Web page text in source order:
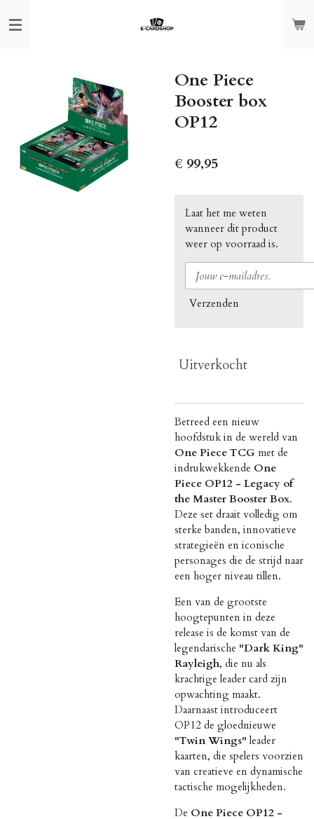
direct
One Piece
Booster box
OP12
€ 99,95
Laat het me weten
wanneer dit product
weer op voorraad is.
Verzenden
Uitverkocht
Betreed een nieuw
hoofdstuk in de wereld van
One Piece TCG met de
indrukwekkende One
Piece OP12 - Legacy of
the Master Booster Box.
Deze set draait volledig om
sterke banden, innovatieve
strategieën en iconische
personages die de strijd naar
een hoger niveau tillen.
Een van de grootste
hoogtepunten in deze
release is de komst van de
legendarische "Dark King"
Rayleigh, die nu als
krachtige leader card zijn
opwachting maakt.
Daarnaast introduceert
OP12 de gloednieuwe
"Twin Wings" leader
kaarten, die spelers voorzien
van creatieve en dynamische
tactische mogelijkheden.
De One Piece OP12 -